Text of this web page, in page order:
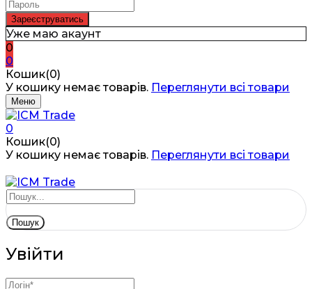
Уже маю акаунт
0
0
Кошик(0)
У кошику немає товарів. Переглянути всі товари
Меню
0
Кошик(0)
У кошику немає товарів. Переглянути всі товари
Пошук
Увійти